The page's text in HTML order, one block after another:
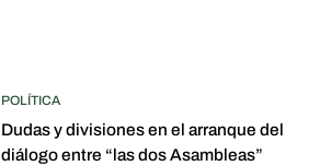
POLÍTICA
Dudas y divisiones en el arranque del
diálogo entre “las dos Asambleas”